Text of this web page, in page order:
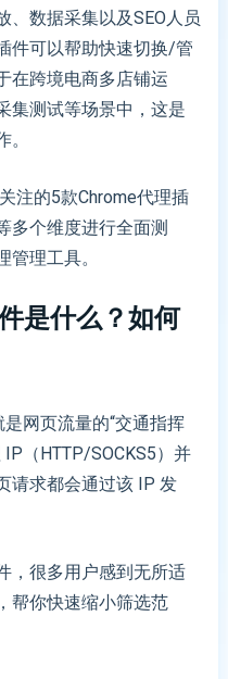
、数据采集以及SEO人员
件可以帮助快速切换/管
在跨境电商多店铺运
集测试等场景中，这是
注的5款Chrome代理插
多个维度进行全面测
理工具。
是什么？如何
网页流量的“交通指挥
（HTTP/SOCKS5）并
请求都会通过该 IP 发
，很多用户感到无所适
帮你快速缩小筛选范